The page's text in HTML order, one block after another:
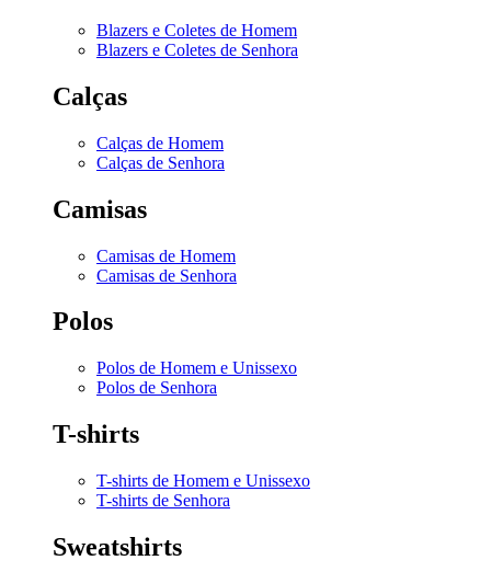
Blazers e Coletes de Homem
Blazers e Coletes de Senhora
Calças
Calças de Homem
Calças de Senhora
Camisas
Camisas de Homem
Camisas de Senhora
Polos
Polos de Homem e Unissexo
Polos de Senhora
T-shirts
T-shirts de Homem e Unissexo
T-shirts de Senhora
Sweatshirts